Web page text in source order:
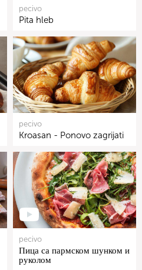
pecivo
Pita hleb
pecivo
Kroasan - Ponovo zagrijati
pecivo
Пица са пармском шунком и
руколом